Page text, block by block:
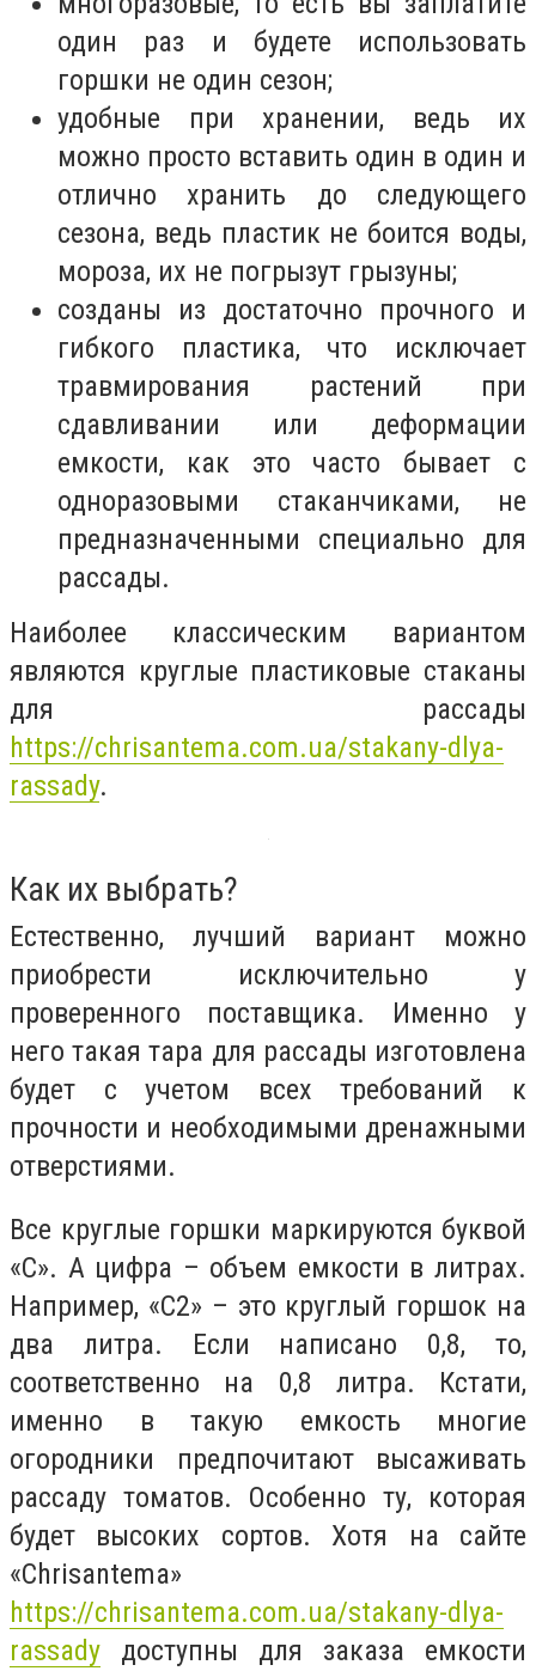
один раз и будете использовать
горшки не один сезон;
удобные при хранении, ведь их
можно просто вставить один в один и
отлично хранить до следующего
сезона, ведь пластик не боится воды,
мороза, их не погрызут грызуны;
созданы из достаточно прочного и
гибкого пластика, что исключает
травмирования растений при
сдавливании или деформации
емкости, как это часто бывает с
одноразовыми стаканчиками, не
предназначенными специально для
рассады.
Наиболее классическим вариантом
являются круглые пластиковые стаканы
для рассады
https://chrisantema.com.ua/stakany-dlya-
rassady.
Как их выбрать?
Естественно, лучший вариант можно
приобрести исключительно у
проверенного поставщика. Именно у
него такая тара для рассады изготовлена
будет с учетом всех требований к
прочности и необходимыми дренажными
отверстиями.
Все круглые горшки маркируются буквой
«С». А цифра – объем емкости в литрах.
Например, «С2» – это круглый горшок на
два литра. Если написано 0,8, то,
соответственно на 0,8 литра. Кстати,
именно в такую емкость многие
огородники предпочитают высаживать
рассаду томатов. Особенно ту, которая
будет высоких сортов. Хотя на сайте
«Chrisantema»
https://chrisantema.com.ua/stakany-dlya-
rassady доступны для заказа емкости